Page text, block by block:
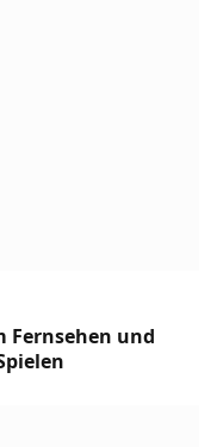
Fernsehen und